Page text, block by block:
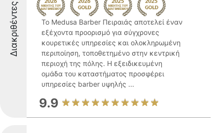
Διακριθέντες
Το Medusa Barber Πειραιάς αποτελεί έναν
εξέχοντα προορισμό για σύγχρονες
κουρετικές υπηρεσίες και ολοκληρωμένη
περιποίηση, τοποθετημένο στην κεντρική
περιοχή της πόλης. Η εξειδικευμένη
ομάδα του καταστήματος προσφέρει
υπηρεσίες barber υψηλής ...
9.9